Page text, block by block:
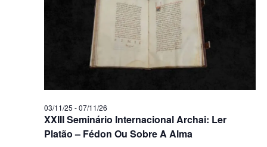
XXIII Seminário Internacional Archai: Ler
Platão – Fédon Ou Sobre A Alma
03/11/25 -07/11/26